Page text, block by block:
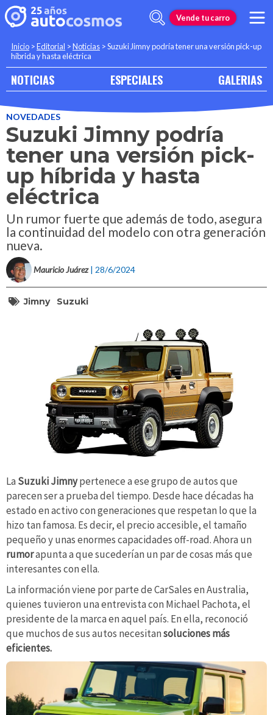
Vende tu carro
Inicio >Editorial >Noticias >Suzuki Jimny podría tener una versión pick-up
híbrida y hasta eléctrica
NOTICIAS ESPECIALES GALERIAS
NOVEDADES
Suzuki Jimny podría
tener una versión pick-
up híbrida y hasta
eléctrica
Un rumor fuerte que además de todo, asegura
la continuidad del modelo con otra generación
nueva.
Mauricio Juárez | 28/6/2024
Jimny Suzuki
La Suzuki Jimnypertenece a ese grupo de autos que
parecen ser a prueba del tiempo. Desde hace décadas ha
estado en activo con generaciones que respetan lo que la
hizo tan famosa. Es decir, el precio accesible, el tamaño
pequeño y unas enormes capacidades off-road. Ahora un
rumorapunta a que sucederían un par de cosas más que
interesantes con ella.
La información viene por parte de CarSales en Australia,
quienes tuvieron una entrevista con Michael Pachota, el
presidente de la marca en aquel país. En ella, reconoció
que muchos de sus autos necesitansoluciones más
eficientes.